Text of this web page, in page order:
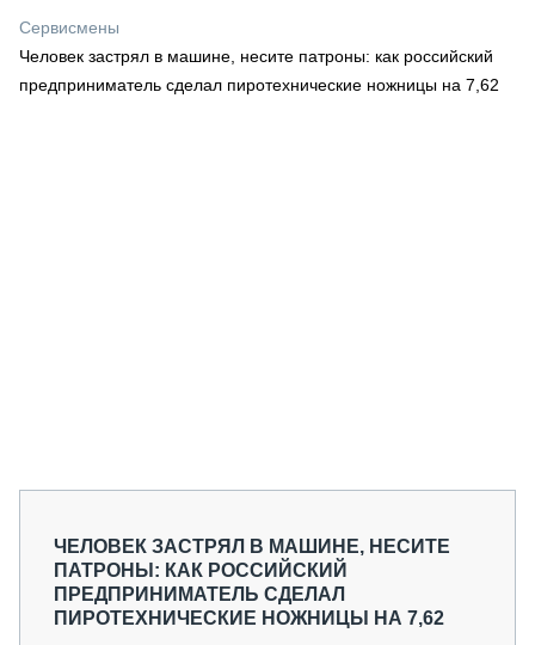
СПЕЦПРОЕКТЫ
МЕРОПРИЯТИЯ
Сервисмены
Человек застрял в машине, несите патроны: как российский
предприниматель сделал пиротехнические ножницы на 7,62
ЧЕЛОВЕК ЗАСТРЯЛ В МАШИНЕ, НЕСИТЕ
ПАТРОНЫ: КАК РОССИЙСКИЙ
ПРЕДПРИНИМАТЕЛЬ СДЕЛАЛ
ПИРОТЕХНИЧЕСКИЕ НОЖНИЦЫ НА 7,62